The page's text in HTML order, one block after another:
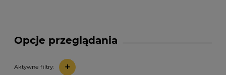
Opcje przeglądania
Aktywne filtry: +